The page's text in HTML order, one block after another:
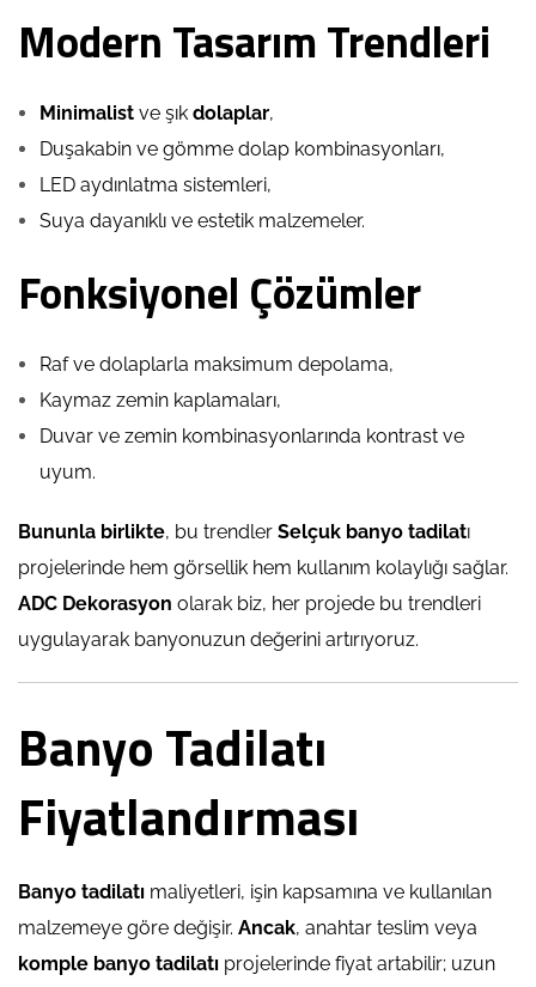
Modern Tasarım Trendleri
Minimalist ve şık dolaplar,
Duşakabin ve gömme dolap kombinasyonları,
LED aydınlatma sistemleri,
Suya dayanıklı ve estetik malzemeler.
Fonksiyonel Çözümler
Raf ve dolaplarla maksimum depolama,
Kaymaz zemin kaplamaları,
Duvar ve zemin kombinasyonlarında kontrast ve
uyum.
Bununla birlikte, bu trendler Selçuk banyo tadilatı
projelerinde hem görsellik hem kullanım kolaylığı sağlar.
ADC Dekorasyon olarak biz, her projede bu trendleri
uygulayarak banyonuzun değerini artırıyoruz.
Banyo Tadilatı
Fiyatlandırması
Banyo tadilatı maliyetleri, işin kapsamına ve kullanılan
malzemeye göre değişir. Ancak, anahtar teslim veya
komple banyo tadilatı projelerinde fiyat artabilir; uzun